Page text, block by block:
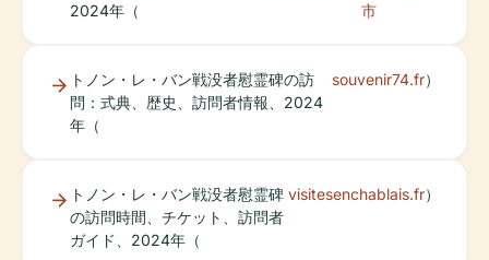
2024年（
市
トノン・レ・バン戦没者慰霊碑の訪
問：式典、歴史、訪問者情報、2024
年（
souvenir74.fr）
トノン・レ・バン戦没者慰霊碑
の訪問時間、チケット、訪問者
ガイド、2024年（
visitesenchablais.fr）